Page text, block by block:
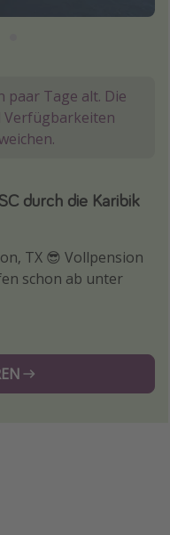
paar Tage alt. Die
Verfügbarkeiten
durch die Karibik
TX 😎 Vollpension
schon ab unter